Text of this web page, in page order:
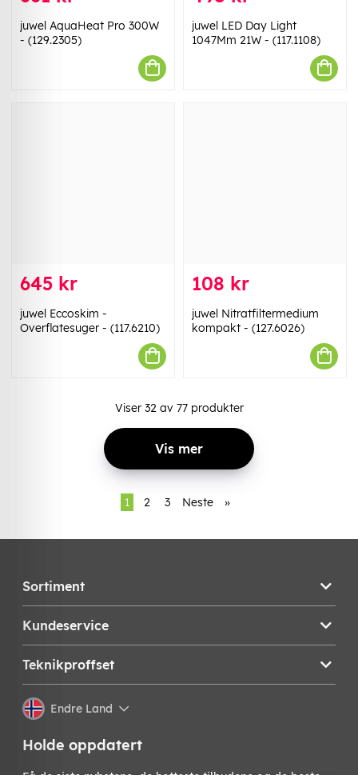
juwel AquaHeat Pro 300W
- (129.2305)
juwel LED Day Light
1047Mm 21W - (117.1108)
645 kr
juwel Eccoskim -
Overflatesuger - (117.6210)
108 kr
juwel Nitratfiltermedium
kompakt - (127.6026)
Viser 32av 77produkter
Vis mer
1 2 3 Neste »
Sortiment
Kundeservice
Teknikproffset
Endre Land
Holde oppdatert